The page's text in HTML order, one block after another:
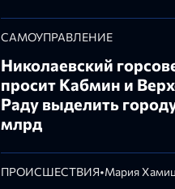
САМОУПРАВЛЕНИЕ
Николаевский
просит Кабмин и
Раду выделить
млрд
ПРОИСШЕСТВИЯ•Мария